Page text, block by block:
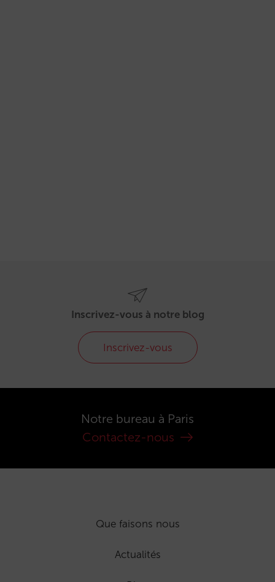
Inscrivez-vous à notre blog
Inscrivez-vous
Notre bureau à Paris
Contactez-nous
Que faisons nous
Actualités